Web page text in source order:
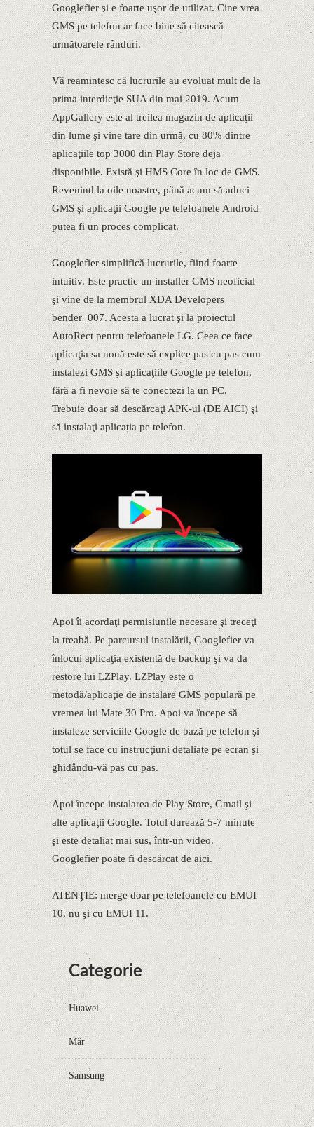
Googlefier şi e foarte uşor de utilizat. Cine vrea
GMS pe telefon ar face bine să citească
următoarele rânduri.
Vă reamintesc că lucrurile au evoluat mult de la
prima interdicţie SUA din mai 2019. Acum
AppGallery este al treilea magazin de aplicaţii
din lume şi vine tare din urmă, cu 80% dintre
aplicaţiile top 3000 din Play Store deja
disponibile. Există şi HMS Core în loc de GMS.
Revenind la oile noastre, până acum să aduci
GMS şi aplicaţii Google pe telefoanele Android
putea fi un proces complicat.
Googlefier simplifică lucrurile, fiind foarte
intuitiv. Este practic un installer GMS neoficial
şi vine de la membrul XDA Developers
bender_007. Acesta a lucrat şi la proiectul
AutoRect pentru telefoanele LG. Ceea ce face
aplicaţia sa nouă este să explice pas cu pas cum
instalezi GMS şi aplicaţiile Google pe telefon,
fără a fi nevoie să te conectezi la un PC.
Trebuie doar să descărcaţi APK-ul (DE AICI) şi
să instalaţi aplicația pe telefon.
Apoi îi acordaţi permisiunile necesare şi treceţi
la treabă. Pe parcursul instalării, Googlefier va
înlocui aplicaţia existentă de backup şi va da
restore lui LZPlay. LZPlay este o
metodă/aplicaţie de instalare GMS populară pe
vremea lui Mate 30 Pro. Apoi va începe să
instaleze serviciile Google de bază pe telefon şi
totul se face cu instrucţiuni detaliate pe ecran şi
ghidându-vă pas cu pas.
Apoi începe instalarea de Play Store, Gmail şi
alte aplicaţii Google. Totul durează 5-7 minute
şi este detaliat mai sus, într-un video.
Googlefier poate fi descărcat de aici.
ATENŢIE: merge doar pe telefoanele cu EMUI
10, nu şi cu EMUI 11.
Categorie
Huawei
Măr
Samsung